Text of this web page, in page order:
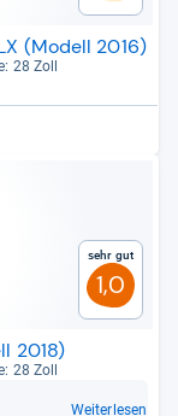
(Modell 2016)
28 Zoll
Sehr gut
1,0
2018)
28 Zoll
Weiterlesen